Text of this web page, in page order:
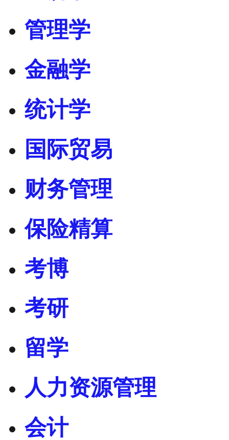
管理学
金融学
统计学
国际贸易
财务管理
保险精算
考博
考研
留学
人力资源管理
会计